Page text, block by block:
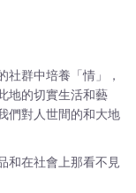
群中培養「情」，
地的切實生活和藝
們對人世間的和大地
和在社會上那看不見